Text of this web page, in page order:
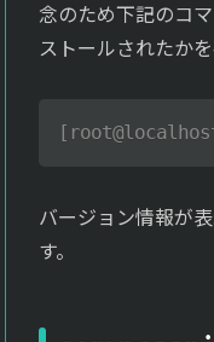
念のため下記のコ
ストールされたか
バージョン情報が
す。